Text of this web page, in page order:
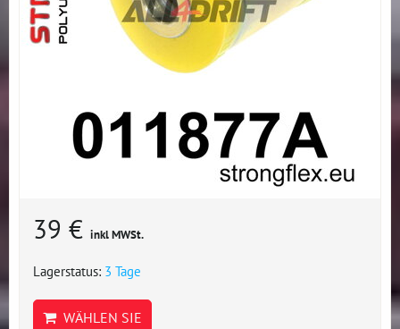
39 € inkl MWSt.
Lagerstatus: 3 Tage
WÄHLEN SIE